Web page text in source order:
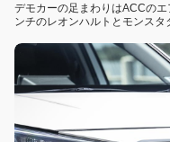
デモカーの足まわりはACCの
ンチのレオンハルトとモンスタ